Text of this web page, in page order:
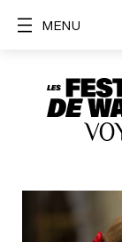
MENU